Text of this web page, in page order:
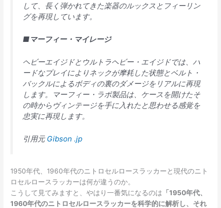
して、長く弾かれてきた楽器のルックスとフィーリン
グを再現しています。
■マーフィー・マイレージ
ヘビーエイジドとウルトラヘビー・エイジドでは、ハ
ードなプレイによりネックが摩耗した状態とベルト・
バックルによるボディの裏のダメージをリアルに再現
します。マーフィー・ラボ製品は、ケースを開けたそ
の時からヴィンテージを手に入れたと思わせる感覚を
忠実に再現します。
引用元 Gibson .jp
1950年代、1960年代のニトロセルロースラッカーと現代のニト
ロセルロースラッカーは何が違うのか。
こうして見てみますと、やはり一番気になるのは 「1950年代、
1960年代のニトロセルロースラッカーを科学的に解析し、それ